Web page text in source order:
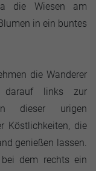
die Wiesen am
in ein buntes
die Wanderer
darauf links zur
In dieser urigen
Köstlichkeiten, die
genießen lassen.
dem rechts ein